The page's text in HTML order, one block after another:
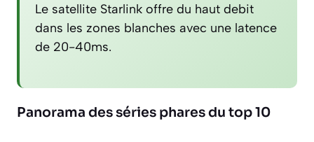
Le satellite Starlink offre du haut debit
dans les zones blanches avec une latence
de 20-40ms.
Panorama des séries phares du top 10